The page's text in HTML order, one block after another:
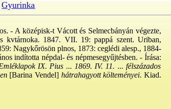
Gyurinka
- A középisk-t Vácott és Selmecbányán végezte,
kvtárnoka. 1847. VII. 19: pappá szent. Uriban,
Nagykőrösön plnos, 1873: ceglédi alesp., 1884-
indította népdal- és népmesegyűjtésben. - Írása:
IX. Pius ... 1869. IV. 11. ... félszázados
[Barina Vendel]hátrahagyott költeményei. Kiad.